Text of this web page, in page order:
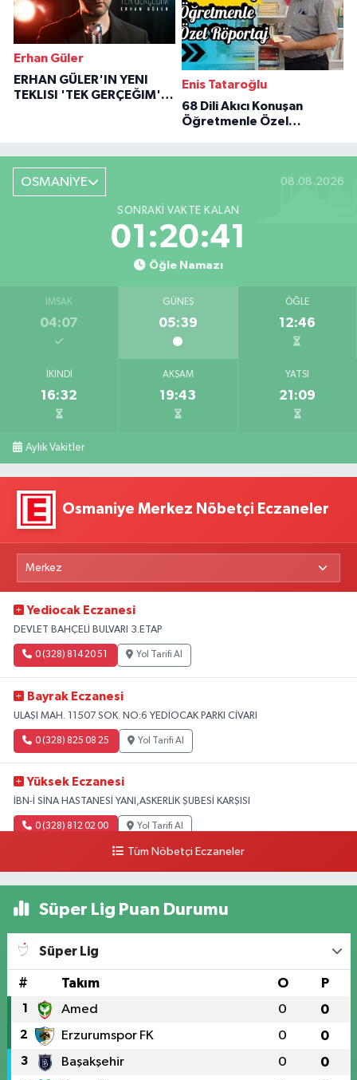
Erhan Güler
ERHAN GÜLER'IN YENI
TEKLISI 'TEK GERÇEĞIM'LE
Enis Tataroğlu
68 Dili Akıcı Konuşan
Öğretmenle Özel
OSMANİYE 08.08.2026
SONRAKI VAKTE KALAN
01:20:40
Öğle Namazı
İMSAK
04:07
GÜNEŞ
05:39
ÖĞLE
12:46
İKINDI
16:32
AKŞAM
19:43
YATSI
21:09
Aylık Vakitler
Osmaniye Merkez Nöbetçi Eczaneler
Yediocak Eczanesi
DEVLET BAHÇELİ BULVARI 3.ETAP
0 (328) 814 20 51 Yol Tarifi Al
Bayrak Eczanesi
ULAŞI MAH. 11507 SOK. NO:6 YEDİOCAK PARKI CİVARI
0 (328) 825 08 25 Yol Tarifi Al
Yüksek Eczanesi
İBN-İ SİNA HASTANESİ YANI,ASKERLİK ŞUBESİ KARŞISI
0 (328) 812 02 00 Yol Tarifi Al
Tüm Nöbetçi Eczaneler
Süper Lig Puan Durumu
Süper Lig
# Takım O P
1 Amed 0 0
2 Erzurumspor FK 0 0
3 Başakşehir 0 0